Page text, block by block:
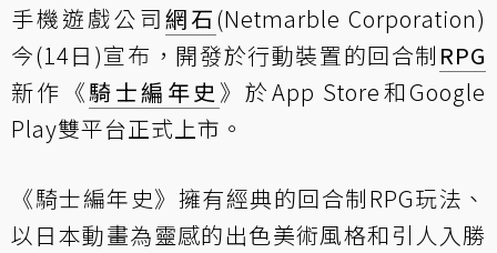
手機遊戲公司網石(Netmarble Corporation)
今(14日)宣布，開發於行動裝置的回合制 RPG
新作《騎士編年史》於App Store和Google
Play雙平台正式上市。
《騎士編年史》擁有經典的回合制RPG玩法、
以日本動畫為靈感的出色美術風格和引人入勝